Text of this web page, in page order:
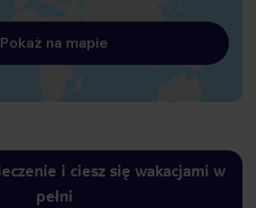
Pokaż na mapie
i ciesz się wakacjami w
pełni